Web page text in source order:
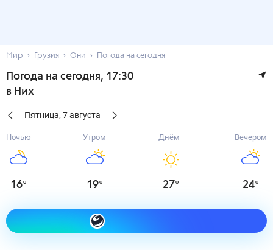
Мир Грузия Они Погода на сегодня
Погода на сегодня, 17:30
в Них
Пятница, 7августа
Ночью
16°
Утром
19°
Днём
27°
Вечером
24°
Как одеться сегодня